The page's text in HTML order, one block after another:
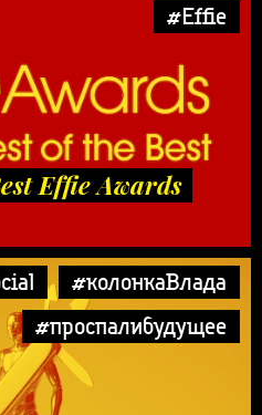
#Effie
Effie Awards
#колонкаВлада
#проспалибудущее